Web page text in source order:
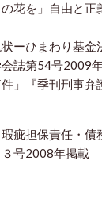
花を」自由と正
ーひまわり基金
誌第54号2009
」『季刊刑事弁
疵担保責任・債
３号2008年掲載